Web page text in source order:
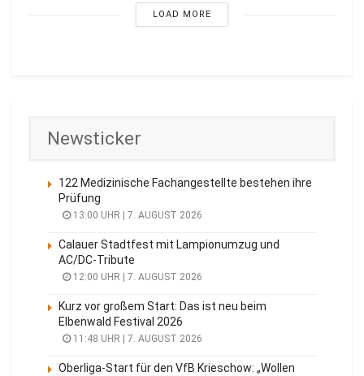
LOAD MORE
Newsticker
122 Medizinische Fachangestellte bestehen ihre
Prüfung
13:00 UHR | 7. AUGUST 2026
Calauer Stadtfest mit Lampionumzug und
AC/DC-Tribute
12:00 UHR | 7. AUGUST 2026
Kurz vor großem Start: Das ist neu beim
Elbenwald Festival 2026
11:48 UHR | 7. AUGUST 2026
Oberliga-Start für den VfB Krieschow: „Wollen